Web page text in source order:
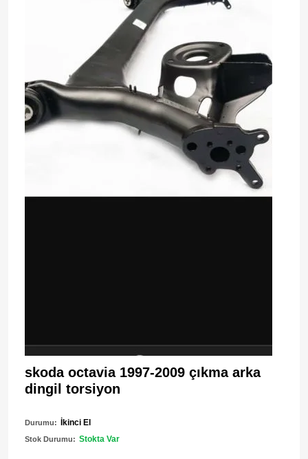
skoda octavia 1997-2009 çıkma arka
dingil torsiyon
Durumu: İkinci El
Stok Durumu: Stokta Var